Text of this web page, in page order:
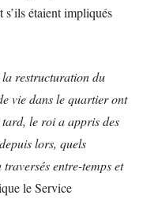
s’ils étaient impliqués
restructuration du
vie dans le quartier ont
le roi a appris des
lors, quels
entre-temps et
le Service